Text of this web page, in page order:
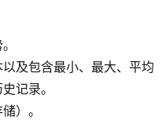
及包含最小、最大、平均
记录。
）。